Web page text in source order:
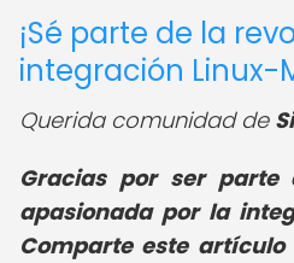
¡Sé parte de la
integración Linux-
Querida comunidad de
Gracias por ser parte
apasionada por la
Comparte este artículo